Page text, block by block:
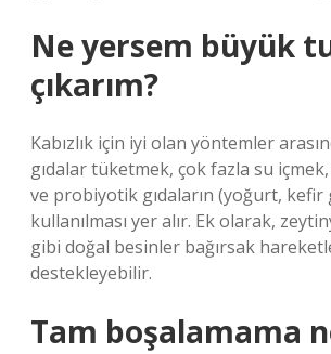
Ne yersem büyük
çıkarım?
Kabızlık için iyi olan yöntemler
gıdalar tüketmek, çok fazla su
ve probiyotik gıdaların (yoğurt, kefir
kullanılması yer alır. Ek olarak,
gibi doğal besinler bağırsak
destekleyebilir.
Tam boşalamama